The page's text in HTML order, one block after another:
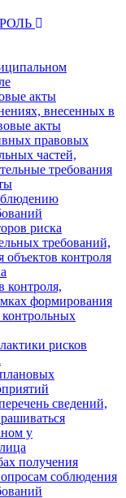
акты
внесенных в
акты
правовых
частей,
требования
риска
требований,
объектов контроля
контроля,
формирования
рисков
сведений,
у
получения
соблюдения